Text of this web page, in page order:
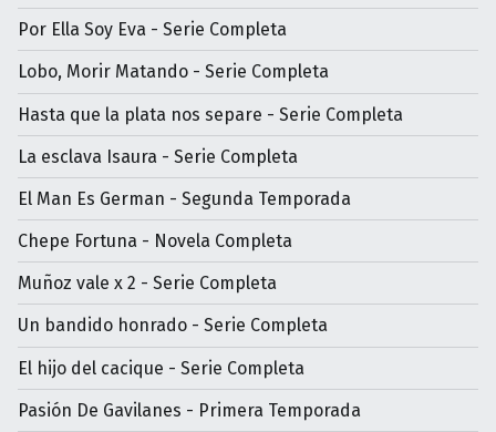
Por Ella Soy Eva - Serie Completa
Lobo, Morir Matando - Serie Completa
Hasta que la plata nos separe - Serie Completa
La esclava Isaura - Serie Completa
El Man Es German - Segunda Temporada
Chepe Fortuna - Novela Completa
Muñoz vale x 2 - Serie Completa
Un bandido honrado - Serie Completa
El hijo del cacique - Serie Completa
Pasión De Gavilanes - Primera Temporada